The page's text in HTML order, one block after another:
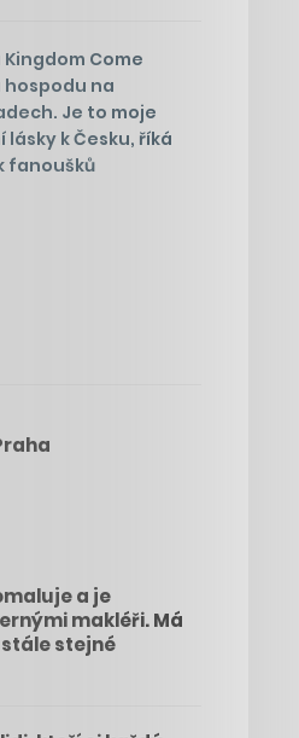
Kingdom Come
na
Je to moje
lásky k Česku, říká
fanoušků
a je
makléři. Má
stejné